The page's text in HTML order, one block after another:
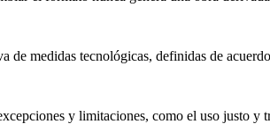
medidas tecnológicas, definidas de
y limitaciones, como el uso justo y